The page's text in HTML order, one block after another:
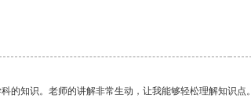
的知识。老师的讲解非常生动，让我能够轻松理解知识点。